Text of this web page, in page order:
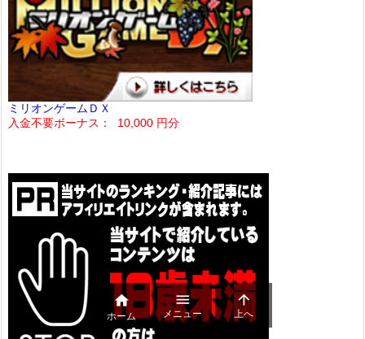
ミリオンゲームＤＸ
入金不要ボーナス： 10,000 円分

ホーム

メニュー

上へ